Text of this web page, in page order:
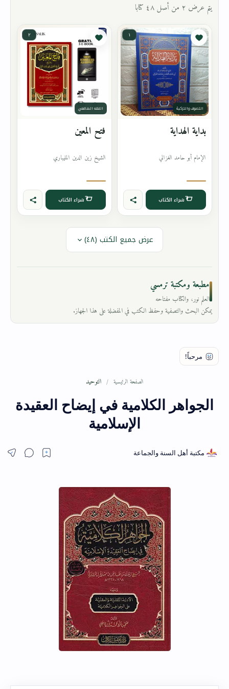
يتم عرض ٢ من أصل ٤٨ كتابا
١
التصوف والتزكية
بداية الهداية
الإمام أبو حامد الغزالي
شراء الكتاب
٢
الفقه الشافعي
فتح المعين
الشيخ زين الدين المليباري
شراء الكتاب
عرض جميع الكتب (٤٨)
مطبعة ومكتبة ترمسي
العلم نور، والكتاب مفتاحه
يمكن البحث والتصفية وحفظ الكتب في المفضلة على هذا الجهاز.
الصفحة الرئيسية التوحيد
الجواهر الكلامية في إيضاح العقيدة
الإسلامية